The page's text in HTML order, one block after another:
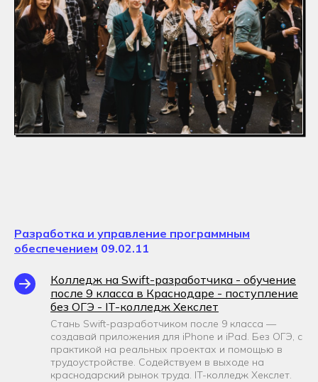
Разработка и управление программным
обеспечением 09.02.11
Колледж на Swift-разработчика - обучение
после 9 класса в Краснодаре - поступление
без ОГЭ - IT-колледж Хекслет
Стань Swift-разработчиком после 9 класса —
создавай приложения для iPhone и iPad. Без ОГЭ, с
практикой на реальных проектах и помощью в
трудоустройстве. Содействуем в выходе на
краснодарский рынок труда. IT-колледж Хекслет.